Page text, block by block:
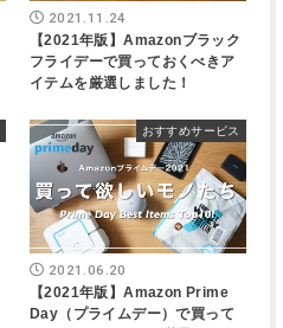
2021.11.24
【2021年版】Amazonブラック
フライデーで買っておくべきア
イテムを厳選しました！
おすすめサービス
2021.06.20
【2021年版】Amazon Prime
Day（プライムデー）で買って